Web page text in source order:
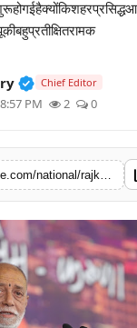
Verified
Chief Editor
PM 2 0